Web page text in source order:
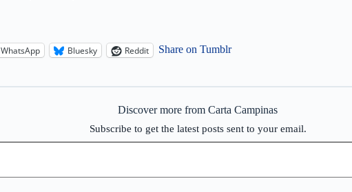
WhatsApp Bluesky Reddit Share on Tumblr
Discover more from Carta Campinas
Subscribe to get the latest posts sent to your email.